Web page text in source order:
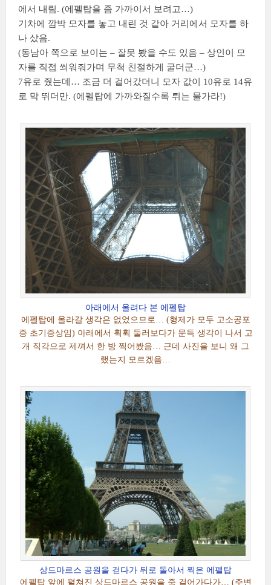
에서 내림. (에펠탑을 좀 가까이서 보려고…)
기차에 깜박 모자를 놓고 내린 것 같아 거리에서 모자를 하
나 샀음.
(동남아 쪽으로 보이는 – 잘못 봤을 수도 있음 – 상인이 모
자를 직접 씌워줘가며 무척 친절하게 굴더군…)
7유로 줬는데… 조금 더 걸어갔더니 모자 값이 10유로 14유
로 막 뛰더만. (에펠탑에 가까와질수록 튀는 물가라!)
아래에서 올려다 본 에펠탑
에펠탑에 올라갈 생각은 없었으므로… (형제가 모두 고소공포
증 초기증상임) 아래에서 휙휙 둘러보다가 문득 생각이 나서 고
개 직각으로 제껴서 한 방 찍어봤음… 근데 사진을 보니 왜 그
랬는지 모르겠음…
상드마르스 공원을 걷다가 뒤로 돌아서 찍은 에펠탑
에펠탑 앞에 펼쳐진 상드마르스 공원을 죽 걸어가다가… (주변